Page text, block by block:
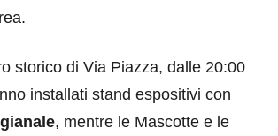
storico di Via Piazza, dalle 20:00
installati stand espositivi con
, mentre le Mascotte e le